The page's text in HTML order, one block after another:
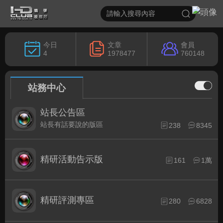
今日
4
文章
1978477
會員
760148
站務中心
站長公告區
站長有話要說的版區 238 8345
精研活動告示版 161 1萬
精研評測專區 280 6828